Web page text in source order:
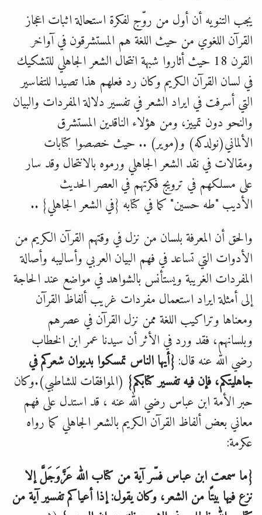
يجب التنويه أن أول من روّج لفكرة استحالة اثبات اعجاز
القرآن اللغوي من حيث اللغة هم المستشرقون في آواخر
القرن 18 حيث أثاروا شبهة انتحال الشعر الجاهلي للتشكيك
في لسان القرآن الكريم وكان رد فعلهم هذا تصيدا للتفاسير
التي أسرفت في ايراد الشعر في تفسير دلالة المفردات والبيان
والنحو دون تمييز، ومن هؤلاء الناقدين المستشرق
الألماني(نولدكه) و(موير) .. حيث خصصوا كتابات
ومقالات في نقد الشعر الجاهلي ورموه بالانتحال وقد سار
على مسلكهم في ترويج فكرتهم في العصر الحديث
الأديب "طه حسين" كما في كتابه {في الشعر الجاهلي} ..
والحق أن المعرفة بلسان من نزل في وقتهم القرآن الكريم من
الأدوات التي تساعد في فهم البيان العربي وأساليبه وأصالة
المفردات الغريبة ويستأنس بالشواهد في مواضع عند الحاجة
إلى أمثلة ايراد استعمال مفردات غريب ألفاظ القرآن
ومعناها وتراكيب اللغة ممن نزل القرآن في عصرهم
وبلسانهم، فقد ورد في الأثر أن سيدنا عمر ابن الخطاب
رضي الله عنه قال: {أيها الناس تمسكوا بديوان شعركم في
جاهليتكم، فإن فيه تفسير كتابكم} (الموافقات للشاطبي).وكان
حبر الأمة ابن عباس رضي الله عنه ، قد استدل على فهم
معاني بعض ألفاظ القرآن الكريم بالشعر الجاهلي كما رواه
عكرمة:
{ما سمعت ابن عباس فسّر آية من كتاب الله عَزَّوَجَلَّ إلا
نزع فيها بيتًا من الشعر، وكان يقول: إذا أعياكم تفسير آية من